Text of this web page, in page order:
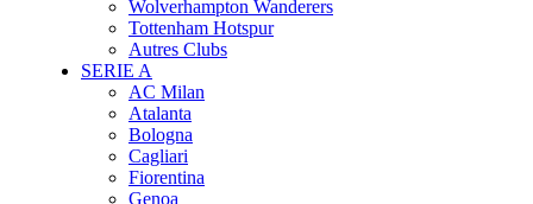
Wolverhampton Wanderers
Tottenham Hotspur
Autres Clubs
SERIE A
AC Milan
Atalanta
Bologna
Cagliari
Fiorentina
Genoa